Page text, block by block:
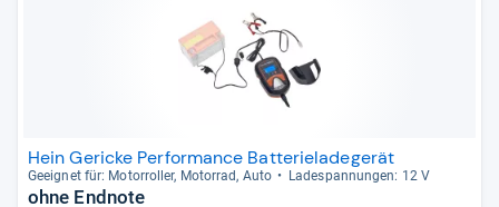
Hein Gericke Performance Batterieladegerät
Geeig­net für: Motor­rol­ler, Motor­rad, Auto Lade­span­nun­gen: 12 V
ohne Endnote